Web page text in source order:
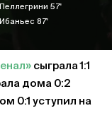
Пеллегрини 57'
Ибаньес 87'
сыграла 1:1
дома 0:2
0:1 уступил на